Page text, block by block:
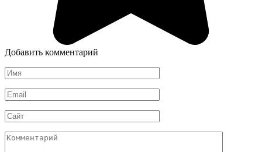
Добавить комментарий
Имя
*
Email
*
Сайт
Комментарий